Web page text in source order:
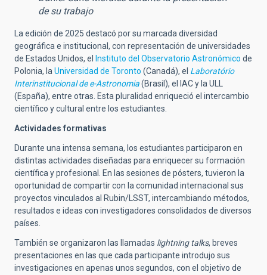
de su trabajo
La edición de 2025 destacó por su marcada diversidad
geográfica e institucional, con representación de universidades
de Estados Unidos, el
Instituto del Observatorio Astronómico de
Polonia, laUniversidad de Toronto (Canadá), el Laboratório
Interinstitucional de e-Astronomia(Brasil), el IAC y la ULL
(España), entre otras. Esta pluralidad enriqueció el intercambio
científico y cultural entre los estudiantes.
Actividades formativas
Durante una intensa semana, los estudiantes participaron en
distintas actividades diseñadas para enriquecer su formación
científica y profesional. En las sesiones de pósters, tuvieron la
oportunidad de compartir con la comunidad internacional sus
proyectos vinculados al Rubin/LSST, intercambiando métodos,
resultados e ideas con investigadores consolidados de diversos
países.
También se organizaron las llamadas lightning talks, breves
presentaciones en las que cada participante introdujo sus
investigaciones en apenas unos segundos, con el objetivo de